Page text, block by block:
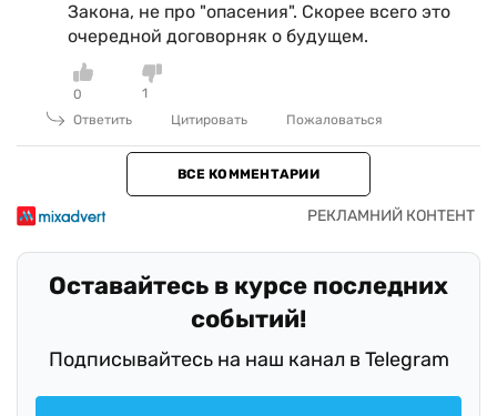
Закона, не про "опасения". Скорее всего это
очередной договорняк о будущем.
0
1
Ответить
Цитировать Пожаловаться
ВСЕ КОММЕНТАРИИ
Оставайтесь в курсе последних
событий!
Подписывайтесь на наш канал в Telegram